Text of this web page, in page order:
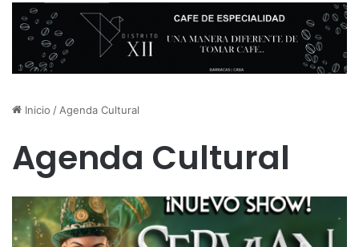
Inicio / Agenda Cultural
Agenda Cultural